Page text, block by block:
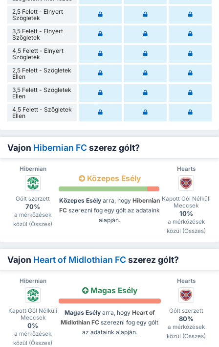
2,5 Felett - Elnyert
Szögletek
3,5 Felett - Elnyert
Szögletek
4,5 Felett - Elnyert
Szögletek
2,5 Felett - Szögletek
Ellen
3,5 Felett - Szögletek
Ellen
4,5 Felett - Szögletek
Ellen
Vajon Hibernian FC szerez gólt?
Hibernian Hearts
Gólt szerzett
70%
a mérkőzések
közül (Összes)
Közepes Esély
Közepes Esély arra, hogy Hibernian
FC szerezni fog egy gólt az adataink
alapján.
Kapott Gól Nélküli
Meccsek
10%
a mérkőzések
közül (Összes)
Vajon Heart of Midlothian FC szerez gólt?
Hibernian Hearts
Kapott Gól Nélküli
Meccsek
0%
a mérkőzések
közül (Összes)
Magas Esély
Magas Esélyarra, hogy Heart of
Midlothian FC szerezni fog egy gólt
az adataink alapján.
Gólt szerzett
80%
a mérkőzések
közül (Összes)